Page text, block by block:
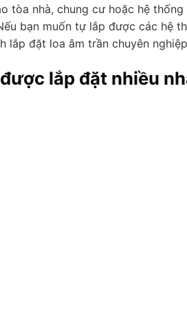
tòa nhà, chung cư hoặc hệ
bạn muốn tự lắp được các hệ
lắp đặt loa âm trần chuyên
lắp đặt nhiều